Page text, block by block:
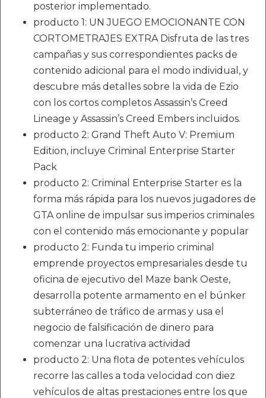
posterior implementado.
producto 1: UN JUEGO EMOCIONANTE CON
CORTOMETRAJES EXTRA Disfruta de las tres
campañas y sus correspondientes packs de
contenido adicional para el modo individual, y
descubre más detalles sobre la vida de Ezio
con los cortos completos Assassin’s Creed
Lineage y Assassin’s Creed Embers incluidos.
producto 2: Grand Theft Auto V: Premium
Edition, incluye Criminal Enterprise Starter
Pack
producto 2: Criminal Enterprise Starter es la
forma más rápida para los nuevos jugadores de
GTA online de impulsar sus imperios criminales
con el contenido más emocionante y popular
producto 2: Funda tu imperio criminal
emprende proyectos empresariales desde tu
oficina de ejecutivo del Maze bank Oeste,
desarrolla potente armamento en el búnker
subterráneo de tráfico de armas y usa el
negocio de falsificación de dinero para
comenzar una lucrativa actividad
producto 2: Una flota de potentes vehículos
recorre las calles a toda velocidad con diez
vehículos de altas prestaciones entre los que